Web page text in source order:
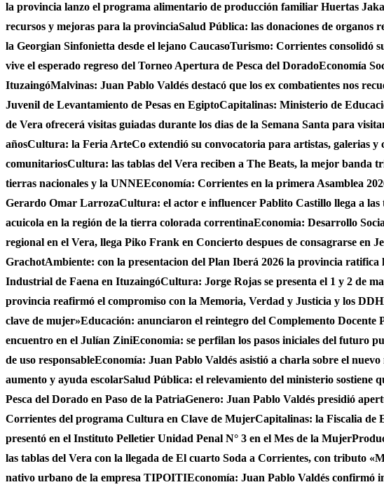
la provincia lanzo el programa alimentario de producción familiar Huertas
recursos y mejoras para la provinciaSalud Pública: las donaciones de organos
la Georgian Sinfonietta desde el lejano CaucasoTurismo: Corrientes consolidó
vive el esperado regreso del Torneo Apertura de Pesca del DoradoEconomía
ItuzaingóMalvinas: Juan Pablo Valdés destacó que los ex combatientes nos
Juvenil de Levantamiento de Pesas en EgiptoCapitalinas: Ministerio de
de Vera ofrecerá visitas guiadas durante los dias de la Semana Santa para
añosCultura: la Feria ArteCo extendió su convocatoria para artistas, galerias y
comunitariosCultura: las tablas del Vera reciben a The Beats, la mejor banda
tierras nacionales y la UNNEEconomía: Corrientes en la primera Asamblea
Gerardo Omar LarrozaCultura: el actor e influencer Pablito Castillo llega a
acuicola en la región de la tierra colorada correntinaEconomia: Desarrollo
regional en el Vera, llega Piko Frank en Concierto despues de consagrarse en
GrachotAmbiente: con la presentacion del Plan Iberá 2026 la provincia
Industrial de Faena en ItuzaingóCultura: Jorge Rojas se presenta el 1 y 2 de
provincia reafirmó el compromiso con la Memoria, Verdad y Justicia y los
clave de mujer»Educación: anunciaron el reintegro del Complemento Docente
encuentro en el Julían ZiniEconomia: se perfilan los pasos iniciales del futuro
de uso responsableEconomía: Juan Pablo Valdés asistió a charla sobre el
aumento y ayuda escolarSalud Pública: el relevamiento del ministerio sostiene
Pesca del Dorado en Paso de la PatriaGenero: Juan Pablo Valdés presidió
Corrientes del programa Cultura en Clave de MujerCapitalinas: la Fiscalia de
presentó en el Instituto Pelletier Unidad Penal N° 3 en el Mes de la Mujer
las tablas del Vera con la llegada de El cuarto Soda a Corrientes, con tributo
nativo urbano de la empresa TIPOITIEconomía: Juan Pablo Valdés confirmó